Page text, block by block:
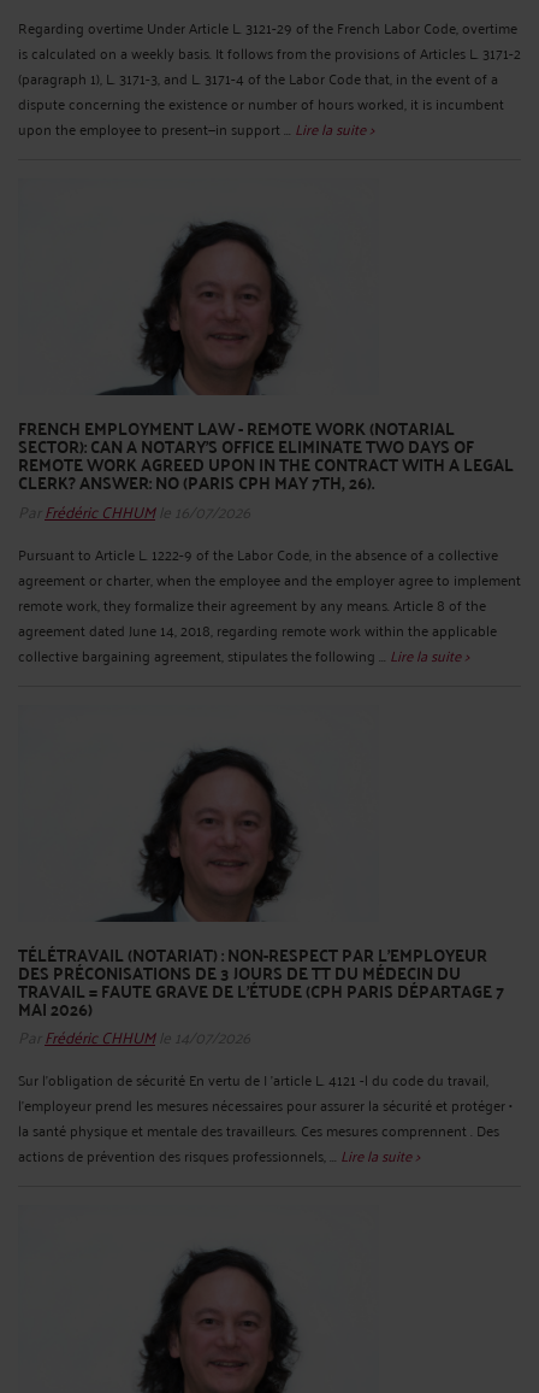
Regarding overtime Under Article L. 3121-29 of the French Labor Code, overtime
is calculated on a weekly basis. It follows from the provisions of Articles L. 3171-2
(paragraph 1), L. 3171-3, and L. 3171-4 of the Labor Code that, in the event of a
dispute concerning the existence or number of hours worked, it is incumbent
upon the employee to present—in support ... Lire la suite >
FRENCH EMPLOYMENT LAW - REMOTE WORK (NOTARIAL
SECTOR): CAN A NOTARY'S OFFICE ELIMINATE TWO DAYS OF
REMOTE WORK AGREED UPON IN THE CONTRACT WITH A LEGAL
CLERK? ANSWER: NO (PARIS CPH MAY 7TH, 26).
Par Frédéric CHHUMle 16/07/2026
Pursuant to Article L. 1222-9 of the Labor Code, in the absence of a collective
agreement or charter, when the employee and the employer agree to implement
remote work, they formalize their agreement by any means. Article 8 of the
agreement dated June 14, 2018, regarding remote work within the applicable
collective bargaining agreement, stipulates the following ... Lire la suite >
TÉLÉTRAVAIL (NOTARIAT) : NON-RESPECT PAR L'EMPLOYEUR
DES PRÉCONISATIONS DE 3 JOURS DE TT DU MÉDECIN DU
TRAVAIL = FAUTE GRAVE DE L’ÉTUDE (CPH PARIS DÉPARTAGE 7
MAI 2026)
Par Frédéric CHHUMle 14/07/2026
Sur l'obligation de sécurité En vertu de I 'article L. 4121 -l du code du travail,
l'employeur prend les mesures nécessaires pour assurer la sécurité et protéger •
la santé physique et mentale des travailleurs. Ces mesures comprennent . Des
actions de prévention des risques professionnels, ... Lire la suite >